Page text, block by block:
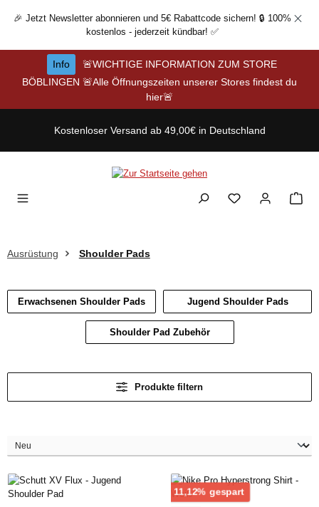
Zum Hauptinhalt springen
🎉 Jetzt Newsletter abonnieren und 5€ Rabattcode sichern! 🔒 100%
kostenlos - jederzeit kündbar! ✅
Info
🚨WICHTIGE INFORMATION ZUM STORE
BÖBLINGEN 🚨Alle Öffnungszeiten unserer Stores findest du
hier🚨
Kostenloser Versand ab 49,00€ in Deutschland
Ausrüstung Shoulder Pads
Erwachsenen Shoulder Pads Jugend Shoulder Pads
Shoulder Pad Zubehör
Produkte filtern
11,12% gespartRabatt